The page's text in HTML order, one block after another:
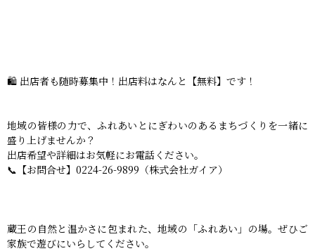
🛍 出店者も随時募集中！出店料はなんと【無料】です！
地域の皆様の力で、ふれあいとにぎわいのあるまちづくりを一緒に
盛り上げませんか？
出店希望や詳細はお気軽にお電話ください。
📞【お問合せ】0224-26-9899（株式会社ガイア）
蔵王の自然と温かさに包まれた、地域の「ふれあい」の場。ぜひご
家族で遊びにいらしてください。